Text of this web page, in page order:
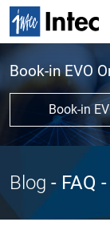
Book-in EVO
Book-in
Blog - FAQ